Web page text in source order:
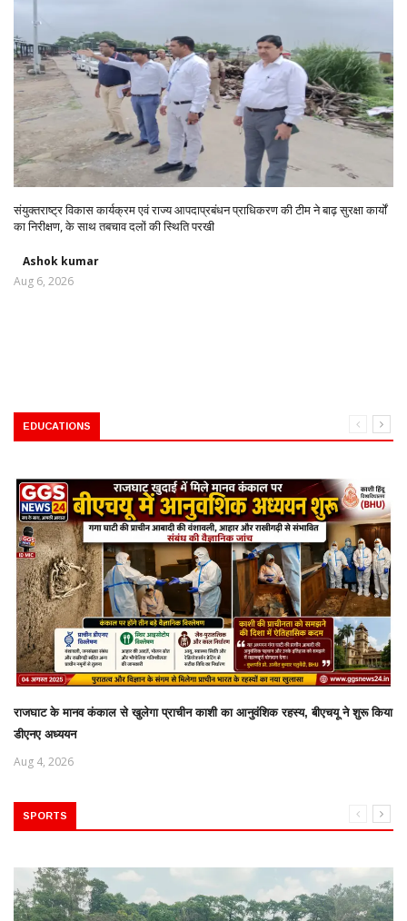
संयुक्तराष्ट्र विकास कार्यक्रम एवं राज्य आपदाप्रबंधन प्राधिकरण की टीम ने बाढ़ सुरक्षा कार्यों
का निरीक्षण, के साथ तबचाव दलों की स्थिति परखी
Ashok kumar
Aug 6, 2026
EDUCATIONS
राजघाट के मानव कंकाल से खुलेगा प्राचीन काशी का आनुवंशिक रहस्य, बीएचयू ने शुरू किया
डीएनए अध्ययन
Aug 4, 2026
SPORTS